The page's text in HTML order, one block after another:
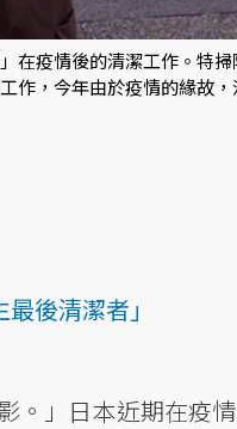
疫情後的清潔工作。特
，今年由於疫情的緣故
後清潔者」
。」日本近期在疫